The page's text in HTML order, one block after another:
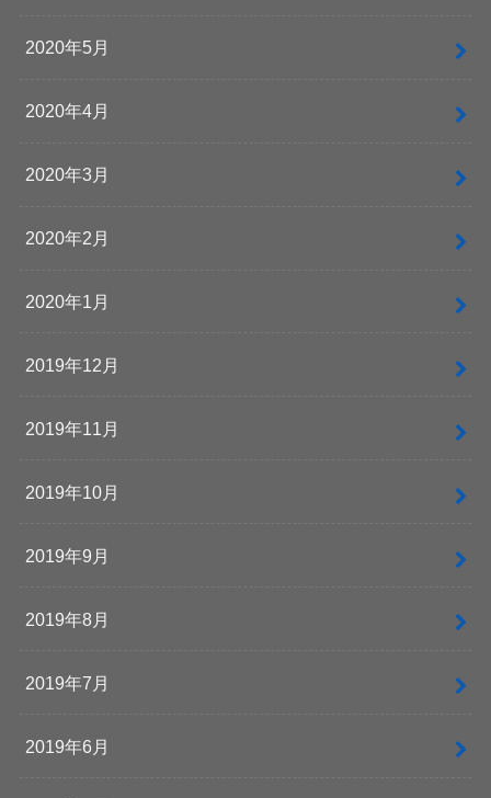
2020年5月
2020年4月
2020年3月
2020年2月
2020年1月
2019年12月
2019年11月
2019年10月
2019年9月
2019年8月
2019年7月
2019年6月